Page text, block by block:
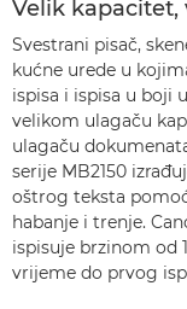
Velik kapacitet,
Svestrani pisač,
kućne urede u
ispisa i ispisa u boji
velikom ulagaču
ulagaču
serije MB2150
oštrog teksta
habanje i trenje.
ispisuje brzinom od
vrijeme do prvog